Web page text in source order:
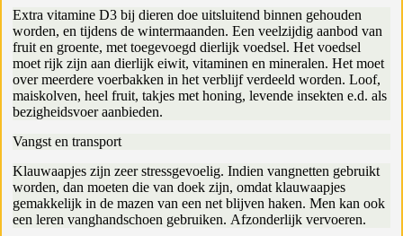
Extra vitamine D3 bij dieren doe uitsluitend binnen gehouden
worden, en tijdens de wintermaanden. Een veelzijdig aanbod van
fruit en groente, met toegevoegd dierlijk voedsel. Het voedsel
moet rijk zijn aan dierlijk eiwit, vitaminen en mineralen. Het moet
over meerdere voerbakken in het verblijf verdeeld worden. Loof,
maiskolven, heel fruit, takjes met honing, levende insekten e.d. als
bezigheidsvoer aanbieden.
Vangst en transport
Klauwaapjes zijn zeer stressgevoelig. Indien vangnetten gebruikt
worden, dan moeten die van doek zijn, omdat klauwaapjes
gemakkelijk in de mazen van een net blijven haken. Men kan ook
een leren vanghandschoen gebruiken. Afzonderlijk vervoeren.